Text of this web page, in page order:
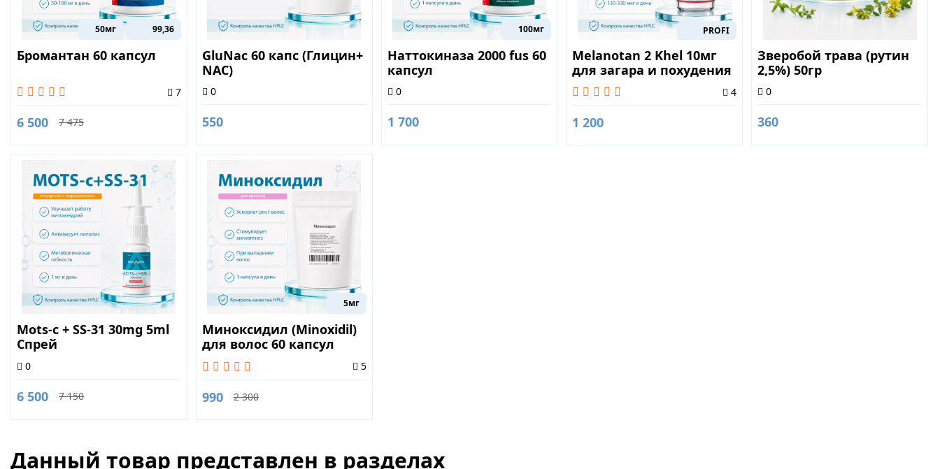
50мг 99,36
Бромантан 60 капсул
7
6 500 7 475
GluNac 60 капс (Глицин+
NAC)
0
550
100мг
Наттокиназа 2000 fus 60
капсул
0
1 700
PROFI
Melanotan 2 Khel 10мг
для загара и похудения
4
1 200
Зверобой трава (рутин
2,5%) 50гр
0
360
Mots-c + SS-31 30mg 5ml
Спрей
0
6 500 7 150
5мг
Миноксидил (Minoxidil)
для волос 60 капсул
5
990 2 300
Данный товар представлен в разделах